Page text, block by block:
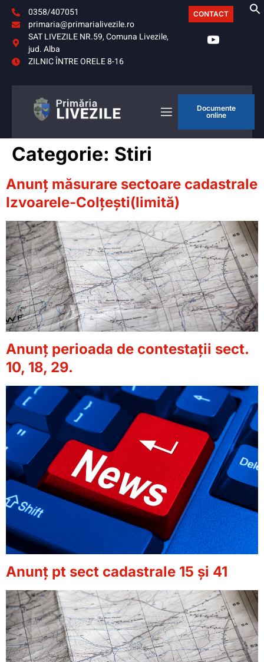
0358/407051
primaria@primarialivezile.ro
SAT LIVEZILE NR.59, Comuna Livezile,
jud. Alba
ZILNIC ÎNTRE ORELE 8-16
CONTACT
Documente
online
Categorie: Stiri
Anunț măsurare sectoare cadastrale
Izvoarele-Colțești(limită)
Anunț perioada de contestații sect.
10, 18, 29.
Anunț pt sect cadastrale 15 și 41